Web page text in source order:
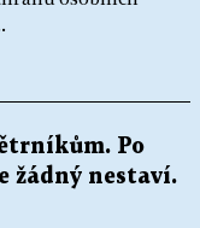
Po
žádný nestaví.